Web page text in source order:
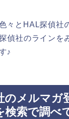
々とHAL探偵社
偵社のラインを
♪
のメルマガ
検索で調べ